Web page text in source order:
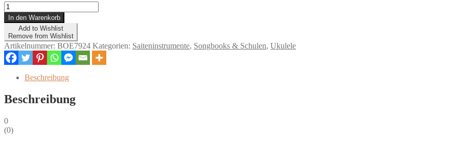
Best
of
Max
Raabe
for
Ukulele
Menge
In den Warenkorb
Add to Wishlist
Remove from Wishlist
Artikelnummer: BOE7924 Kategorien: Saiteninstrumente, Songbooks & Schulen, Ukulele
Beschreibung
Beschreibung
0
(0)